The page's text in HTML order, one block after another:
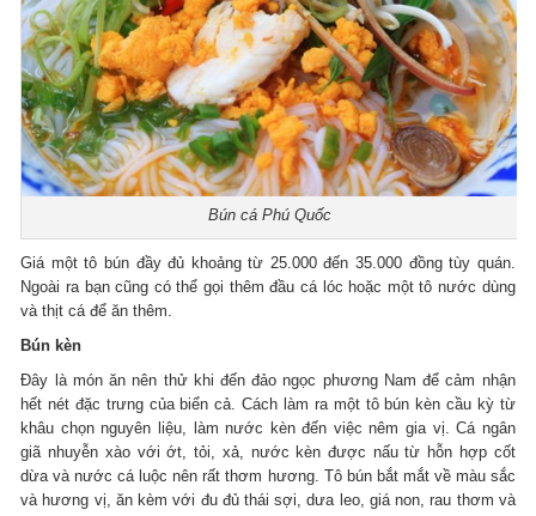
Bún cá Phú Quốc
Giá một tô bún đầy đủ khoảng từ 25.000 đến 35.000 đồng tùy quán.
Ngoài ra bạn cũng có thể gọi thêm đầu cá lóc hoặc một tô nước dùng
và thịt cá để ăn thêm.
Bún kèn
Đây là món ăn nên thử khi đến đảo ngọc phương Nam để cảm nhận
hết nét đặc trưng của biển cả. Cách làm ra một tô bún kèn cầu kỳ từ
khâu chọn nguyên liệu, làm nước kèn đến việc nêm gia vị. Cá ngân
giã nhuyễn xào với ớt, tỏi, xả, nước kèn được nấu từ hỗn hợp cốt
dừa và nước cá luộc nên rất thơm hương. Tô bún bắt mắt về màu sắc
và hương vị, ăn kèm với đu đủ thái sợi, dưa leo, giá non, rau thơm và